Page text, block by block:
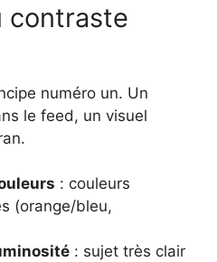
contraste
numéro un. Un
le feed, un visuel
: couleurs
(orange/bleu,
: sujet très clair